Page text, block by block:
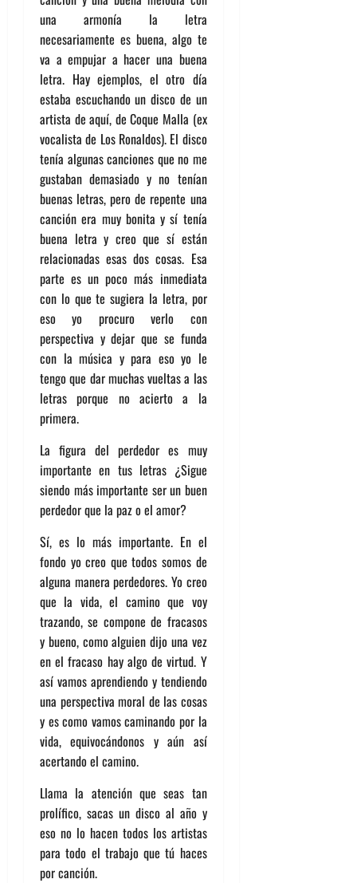
una armonía la letra
necesariamente es buena, algo te
va a empujar a hacer una buena
letra. Hay ejemplos, el otro día
estaba escuchando un disco de un
artista de aquí, de Coque Malla (ex
vocalista de Los Ronaldos). El disco
tenía algunas canciones que no me
gustaban demasiado y no tenían
buenas letras, pero de repente una
canción era muy bonita y sí tenía
buena letra y creo que sí están
relacionadas esas dos cosas. Esa
parte es un poco más inmediata
con lo que te sugiera la letra, por
eso yo procuro verlo con
perspectiva y dejar que se funda
con la música y para eso yo le
tengo que dar muchas vueltas a las
letras porque no acierto a la
primera.
La figura del perdedor es muy
importante en tus letras ¿Sigue
siendo más importante ser un buen
perdedor que la paz o el amor?
Sí, es lo más importante. En el
fondo yo creo que todos somos de
alguna manera perdedores. Yo creo
que la vida, el camino que voy
trazando, se compone de fracasos
y bueno, como alguien dijo una vez
en el fracaso hay algo de virtud. Y
así vamos aprendiendo y tendiendo
una perspectiva moral de las cosas
y es como vamos caminando por la
vida, equivocándonos y aún así
acertando el camino.
Llama la atención que seas tan
prolífico, sacas un disco al año y
eso no lo hacen todos los artistas
para todo el trabajo que tú haces
por canción.